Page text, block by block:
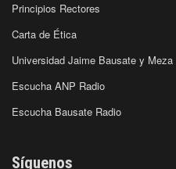
Principios Rectores
Carta de Ética
Universidad Jaime Bausate y Meza
Escucha ANP Radio
Escucha Bausate Radio
Síguenos